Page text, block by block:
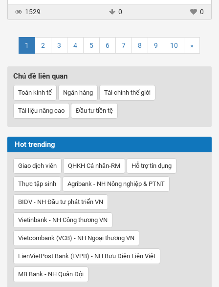
1529 0 0
1 2 3 4 5 6 7 8 9 10 »
Chủ đề liên quan
Toán kinh tế Ngân hàng Tài chính thế giới
Tài liệu nâng cao Đầu tư tiền tệ
Hot trending
Giao dịch viên QHKH Cá nhân-RM Hỗ trợ tín dụng
Thực tập sinh Agribank - NH Nông nghiệp & PTNT
BIDV - NH Đầu tư phát triển VN
Vietinbank - NH Công thương VN
Vietcombank (VCB) - NH Ngoại thương VN
LienVietPost Bank (LVPB) - NH Bưu Điện Liên Việt
MB Bank - NH Quân Đội